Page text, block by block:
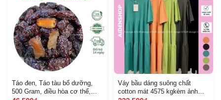
Táo đen, Táo tàu bổ dưỡng,
500 Gram, điều hòa cơ thể,
Váy bầu dáng suông chất
cotton mát 4575 kgkèm ảnh